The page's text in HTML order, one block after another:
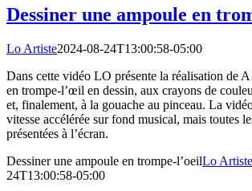
Dessiner une ampoule en
Lo Artiste2024-08-24T13:00:58-05:00
Dans cette vidéo LO présente la réalisation de
en trompe-l’œil en dessin, aux crayons de
et, finalement, à la gouache au pinceau. La
vitesse accélérée sur fond musical, mais toutes
présentées à l’écran.
Dessiner une ampoule en trompe-l’oeilLo Artiste
24T13:00:58-05:00